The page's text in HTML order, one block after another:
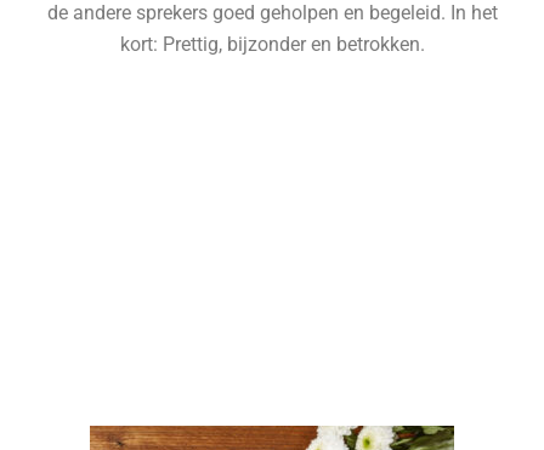
de andere sprekers goed geholpen en begeleid. In het
kort: Prettig, bijzonder en betrokken.